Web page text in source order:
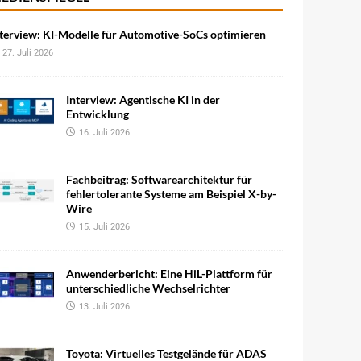
KI-Modelle für Automotive-SoCs optimieren
27. Juli 2026
Interview: Agentische KI in der
Entwicklung
16. Juli 2026
Fachbeitrag: Softwarearchitektur für
fehlertolerante Systeme am Beispiel X-by-
Wire
15. Juli 2026
Anwenderbericht: Eine HiL-Plattform für
unterschiedliche Wechselrichter
13. Juli 2026
Toyota: Virtuelles Testgelände für ADAS